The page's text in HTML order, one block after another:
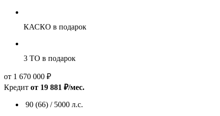
КАСКО в подарок
3 ТО в подарок
от 1 670 000 ₽
Кредит от 19 881 ₽/мес.
90 (66) / 5000 л.с.